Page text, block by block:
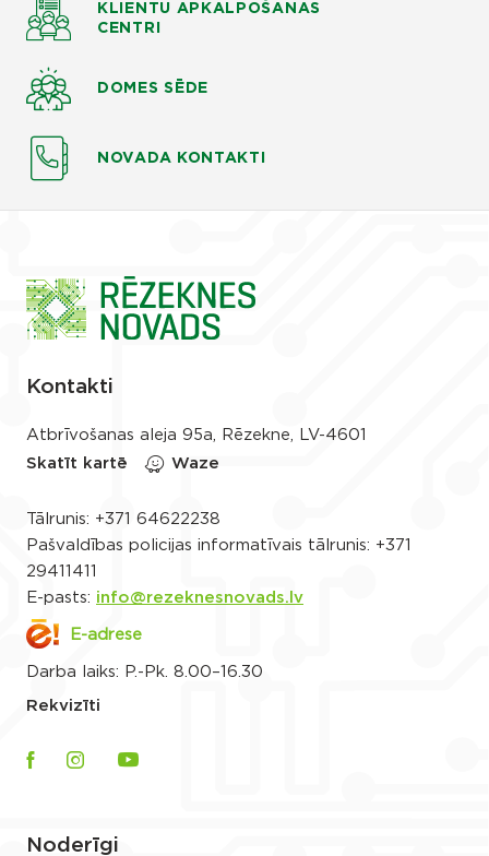
KLIENTU APKALPOŠANAS
CENTRI
DOMES SĒDE
NOVADA KONTAKTI
Kontakti
Atbrīvošanas aleja 95a, Rēzekne, LV-4601
Skatīt kartē
Waze
Tālrunis: +371 64622238
Pašvaldības policijas informatīvais tālrunis: +371
29411411
E-pasts: info@rezeknesnovads.lv
E-adrese
Darba laiks: P.-Pk. 8.00–16.30
Rekvizīti
Noderīgi